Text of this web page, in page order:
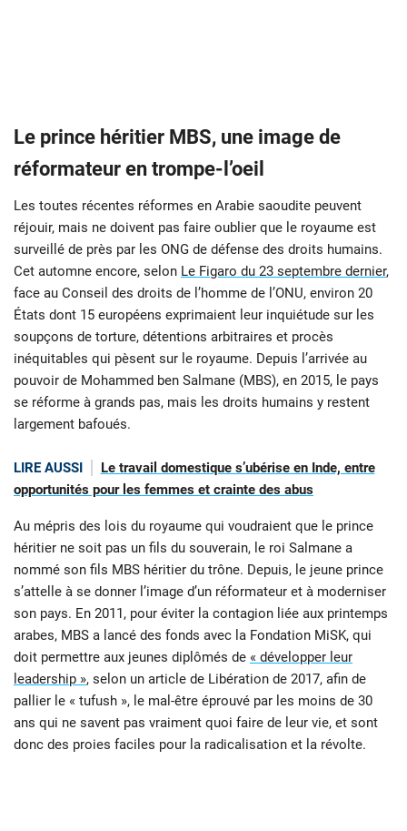
Le prince héritier MBS, une image de
réformateur en trompe-l’oeil
Les toutes récentes réformes en Arabie saoudite peuvent
réjouir, mais ne doivent pas faire oublier que le royaume est
surveillé de près par les ONG de défense des droits humains.
Cet automne encore, selon Le Figaro du 23 septembre dernier,
face au Conseil des droits de l’homme de l’ONU, environ 20
États dont 15 européens exprimaient leur inquiétude sur les
soupçons de torture, détentions arbitraires et procès
inéquitables qui pèsent sur le royaume. Depuis l’arrivée au
pouvoir de Mohammed ben Salmane (MBS), en 2015, le pays
se réforme à grands pas, mais les droits humains y restent
largement bafoués.
LIRE AUSSI
Le travail domestique s’ubérise en Inde, entre
opportunités pour les femmes et crainte des abus
Au mépris des lois du royaume qui voudraient que le prince
héritier ne soit pas un fils du souverain, le roi Salmane a
nommé son fils MBS héritier du trône. Depuis, le jeune prince
s’attelle à se donner l’image d’un réformateur et à moderniser
son pays. En 2011, pour éviter la contagion liée aux printemps
arabes, MBS a lancé des fonds avec la Fondation MiSK, qui
doit permettre aux jeunes diplômés de « développer leur
leadership », selon un article de Libération de 2017, afin de
pallier le « tufush », le mal-être éprouvé par les moins de 30
ans qui ne savent pas vraiment quoi faire de leur vie, et sont
donc des proies faciles pour la radicalisation et la révolte.